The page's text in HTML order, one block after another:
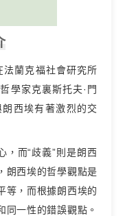
蘭克福社會研究所
學家克裏斯托夫·門
西埃有著激烈的交
，而“歧義”則是朗西
朗西埃的哲學觀點是
等，而根據朗西埃的
同一性的錯誤觀點。